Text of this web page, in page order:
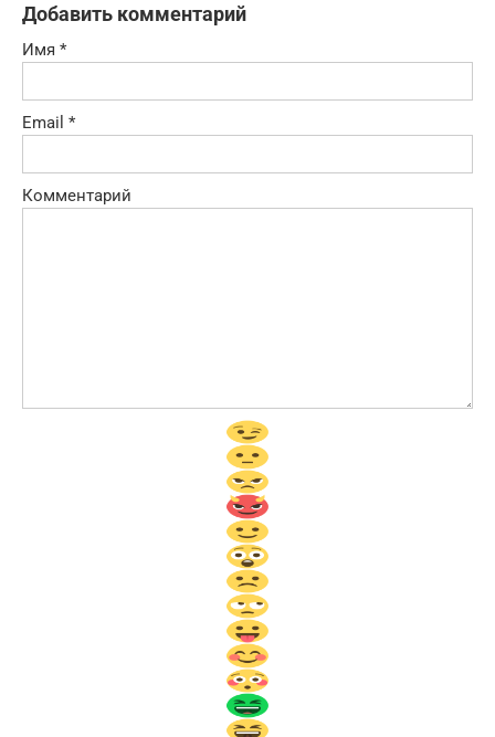
Добавить комментарий
Имя *
Email *
Комментарий